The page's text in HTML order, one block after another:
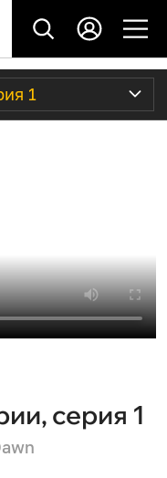
1
серия 1